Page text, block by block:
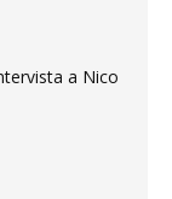
a Nico